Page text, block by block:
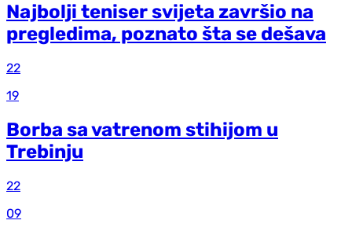
Najbolji teniser svijeta završio na
pregledima, poznato šta se dešava
22
19
Borba sa vatrenom stihijom u
Trebinju
22
09